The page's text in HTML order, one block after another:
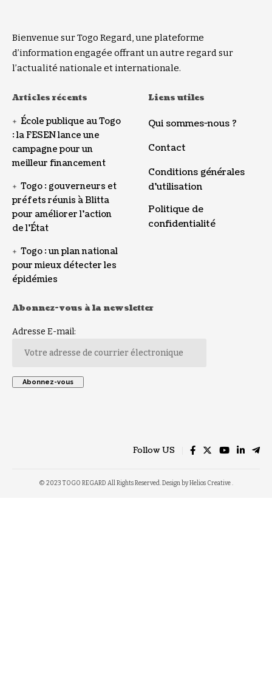
Bienvenue sur Togo Regard, une plateforme
d’information engagée offrant un autre regard sur
l’actualité nationale et internationale.
Articles récents
École publique au Togo
: la FESEN lance une
campagne pour un
meilleur financement
Togo : gouverneurs et
préfets réunis à Blitta
pour améliorer l’action
de l’État
Togo : un plan national
pour mieux détecter les
épidémies
Liens utiles
Qui sommes-nous ?
Contact
Conditions générales
d’utilisation
Politique de
confidentialité
Abonnez-vous à la newsletter
Adresse E-mail:
Follow US
© 2023 TOGO REGARD All Rights Reserved. Design by Helios Creative .